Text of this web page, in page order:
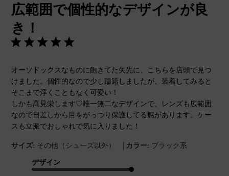
広範囲で個性的なデザインが良
き！
オーソドックスなものに飽きてた矢先に、こちらを店頭で見つ
けました。個性的なので少し躊躇しましたが、装着してみると
そこまで浮くこともなく可愛い！
しかも高見栄します♡唯一無二なデザインで、レンズも広範囲
なので日差しから目をがっつり保護してる感があります。ケー
スも立派でおしゃれで気に入りました！
サイズ: その他（シューズ以外） | カラー: ブラック系
デザイン